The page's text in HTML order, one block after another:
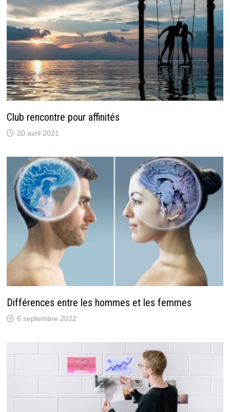
Club rencontre pour affinités
20 avril 2021
Différences entre les hommes et les femmes
6 septembre 2022